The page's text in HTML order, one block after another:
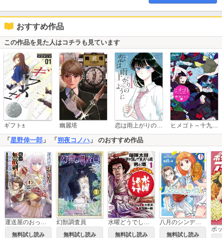
おすすめ作品
この作品を見た人はコチラも見ています
ギフト± 幽麗塔 恋は雨上がりのように ヒメゴト～十九歳の制服～
「 星野倖一郎 」 「 朔夜コノハ 」 のおすすめ作品
運送屋のおっさんがなぜか副業で絶対無敵剣士を務めることに～さえない人生を送ってた俺が魔王討伐の切り札に？～
無料試し読み
幻獣調査員
無料試し読み 無料試し読み
八月のシンデレラナインS
無料試し読み